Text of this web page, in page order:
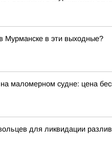
Мурманске в эти выходные?
маломерном судне: цена
для ликвидации